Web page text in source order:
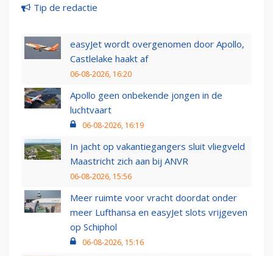
Tip de redactie
easyJet wordt overgenomen door Apollo,
Castlelake haakt af
06-08-2026, 16:20
Apollo geen onbekende jongen in de
luchtvaart
06-08-2026, 16:19
In jacht op vakantiegangers sluit vliegveld
Maastricht zich aan bij ANVR
06-08-2026, 15:56
Meer ruimte voor vracht doordat onder
meer Lufthansa en easyJet slots vrijgeven
op Schiphol
06-08-2026, 15:16